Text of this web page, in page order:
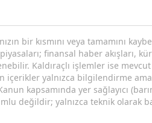
bir kısmını veya tamamını
finansal haber akışları,
Kaldıraçlı işlemler ise
içerikler yalnızca bilgilendirme
kapsamında yer sağlayıcı
değildir; yalnızca teknik olarak